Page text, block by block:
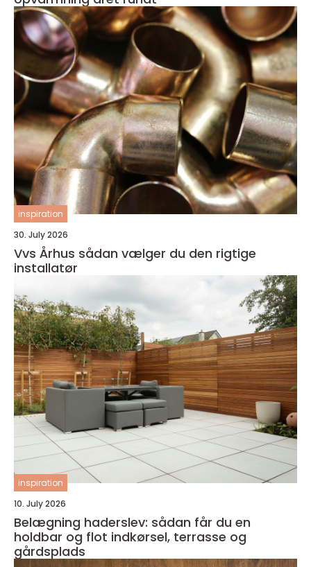
inspiration
30. July 2026
Vvs Århus sådan vælger du den rigtige
installatør
inspiration
10. July 2026
Belægning haderslev: sådan får du en
holdbar og flot indkørsel, terrasse og
gårdsplads